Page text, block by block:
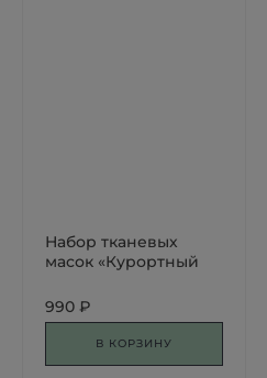
Набор тканевых
масок «Курортный
990 ₽
В КОРЗИНУ